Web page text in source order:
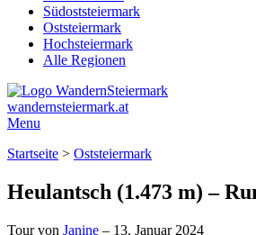
Südoststeiermark
Oststeiermark
Hochsteiermark
Alle Regionen
wandernsteiermark.at
Menu
Startseite > Oststeiermark
Heulantsch (1.473 m) –
Tour von Janine – 13. Januar 2024